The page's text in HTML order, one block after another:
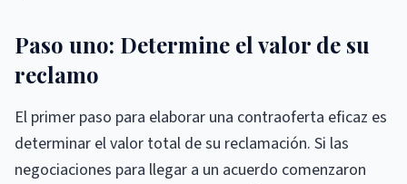
Paso uno: Determine el valor de su
reclamo
El primer paso para elaborar una contraoferta eficaz es
determinar el valor total de su reclamación. Si las
negociaciones para llegar a un acuerdo comenzaron